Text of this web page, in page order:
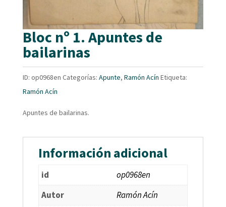
Bloc nº 1. Apuntes de
bailarinas
ID: op0968en Categorías: Apunte, Ramón Acín Etiqueta:
Ramón Acín
Apuntes de bailarinas.
Información adicional
id
op0968en
Autor
Ramón Acín